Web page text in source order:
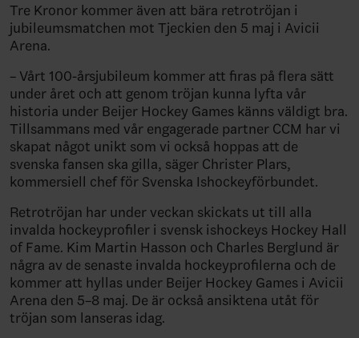
Tre Kronor kommer även att bära retrotröjan i
jubileumsmatchen mot Tjeckien den 5 maj i Avicii
Arena.
– Vårt 100-årsjubileum kommer att firas på flera sätt
under året och att genom tröjan kunna lyfta vår
historia under Beijer Hockey Games känns väldigt bra.
Tillsammans med vår engagerade partner CCM har vi
skapat något unikt som vi också hoppas att de
svenska fansen ska gilla, säger Christer Plars,
kommersiell chef för Svenska Ishockeyförbundet.
Retrotröjan har under veckan skickats ut till alla
invalda hockeyprofiler i svensk ishockeys Hockey Hall
of Fame. Kim Martin Hasson och Charles Berglund är
några av de senaste invalda hockeyprofilerna och de
kommer att hyllas under Beijer Hockey Games i Avicii
Arena den 5–8 maj. De är också ansiktena utåt för
tröjan som lanseras idag.